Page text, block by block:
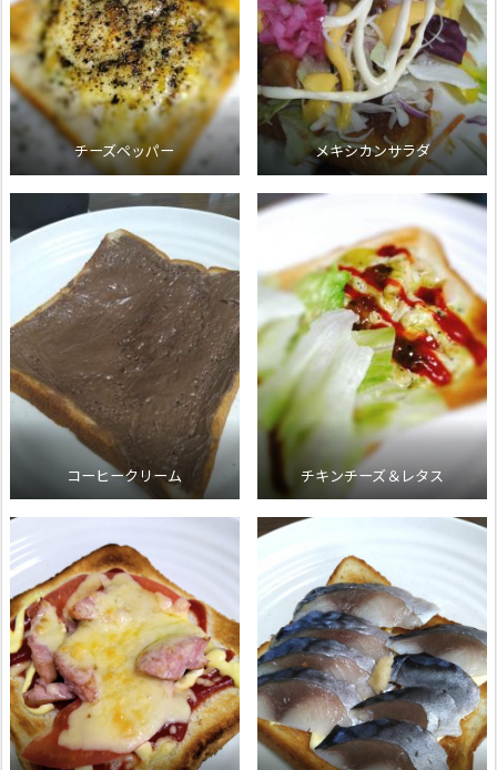
チーズペッパー メキシカンサラダ
コーヒークリーム チキンチーズ＆レタス